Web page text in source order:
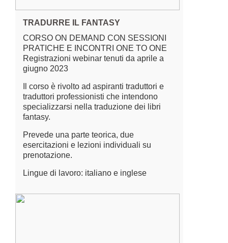
TRADURRE IL FANTASY
CORSO ON DEMAND CON SESSIONI
PRATICHE E INCONTRI ONE TO ONE
Registrazioni webinar tenuti da aprile a
giugno 2023
Il corso è rivolto ad aspiranti traduttori e
traduttori professionisti che intendono
specializzarsi nella traduzione dei libri
fantasy.
Prevede una parte teorica, due
esercitazioni e lezioni individuali su
prenotazione.
Lingue di lavoro: italiano e inglese